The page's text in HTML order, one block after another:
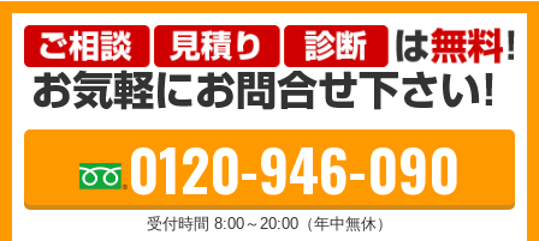
0120-946-090
受付時間 8:00～20:00（年中無休）